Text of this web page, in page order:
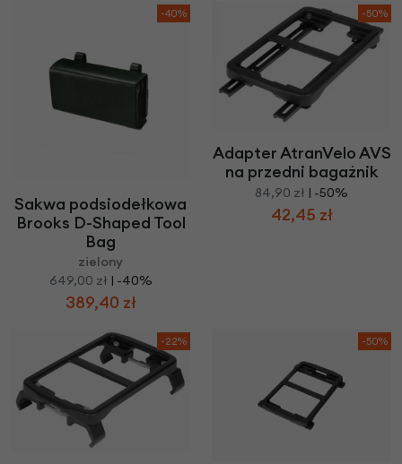
-40%
Sakwa podsiodełkowa
Brooks D-Shaped Tool
Bag
zielony
649,00 zł | -40%
389,40 zł
-50%
Adapter AtranVelo AVS
na przedni bagażnik
84,90 zł | -50%
42,45 zł
-22% -50%